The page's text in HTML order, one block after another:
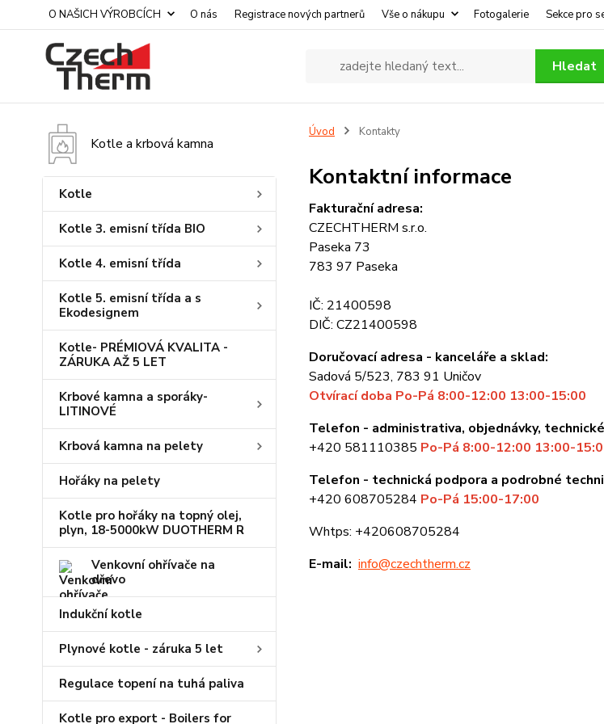
O NAŠICH VÝROBCÍCH O nás Registrace nových partnerů Vše o nákupu Fotogalerie Sekce pro
Hledat
Kotle a krbová kamna
Kotle
Kotle 3. emisní třída BIO
Kotle 4. emisní třída
Kotle 5. emisní třída a s
Ekodesignem
Kotle- PRÉMIOVÁ KVALITA -
ZÁRUKA AŽ 5 LET
Krbové kamna a sporáky-
LITINOVÉ
Krbová kamna na pelety
Hořáky na pelety
Kotle pro hořáky na topný olej,
plyn, 18-5000kW DUOTHERM R
Venkovní ohřívače na
dřevo
Indukční kotle
Plynové kotle - záruka 5 let
Regulace topení na tuhá paliva
Kotle pro export - Boilers for
Úvod Kontakty
Kontaktní informace
Fakturační adresa:
CZECHTHERM s.r.o.
Paseka 73
783 97 Paseka
IČ: 21400598
DIČ: CZ21400598
Doručovací adresa - kanceláře a sklad:
Sadová 5/523, 783 91 Uničov
Otvírací doba Po-Pá 8:00-12:00 13:00-15:00
Telefon - administrativa, objednávky,
+420 581110385 Po-Pá 8:00-12:00 13:00-
Telefon - technická podpora a podrobné
+420 608705284 Po-Pá 15:00-17:00
Whtps: +420608705284
E-mail: info@czechtherm.cz